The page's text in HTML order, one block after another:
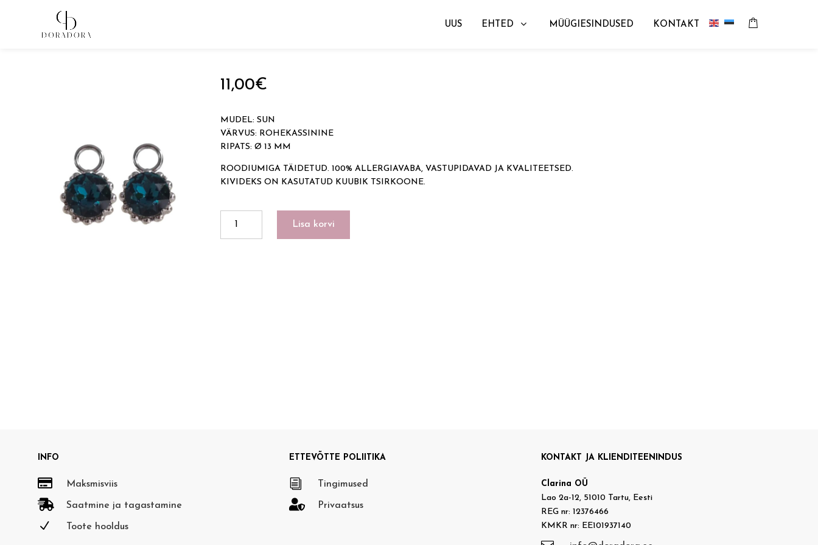
UUS EHTED MÜÜGIESINDUSED
KONTAKT
Avaleht→ Tugevkullatud ehted
11,00€
MUDEL: SUN
VÄRVUS: ROHEKASSININE
RIPATS: Ø 13 MM
ROODIUMIGA TÄIDETUD. 100% ALLERGIAVABA, VASTUPIDAVAD JA KVALITEETSED.
KIVIDEKS ON KASUTATUD KUUBIK TSIRKOONE.
Lisa korvi
INFO
 Maksmisviis
 Saatmine ja tagastamine
N Toote hooldus
ETTEVÕTTE POLIITIKA
i Tingimused
 Privaatsus
KONTAKT JA KLIENDITEENINDUS
Clarina OÜ
Lao 2a-12, 51010 Tartu, Eesti
REG nr: 12376466
KMKR nr: EE101937140